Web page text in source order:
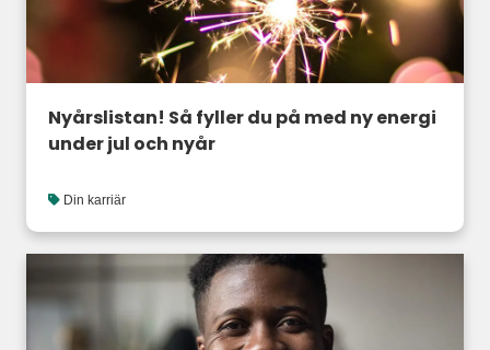
Nyårslistan! Så fyller du på med ny energi
under jul och nyår
Din karriär